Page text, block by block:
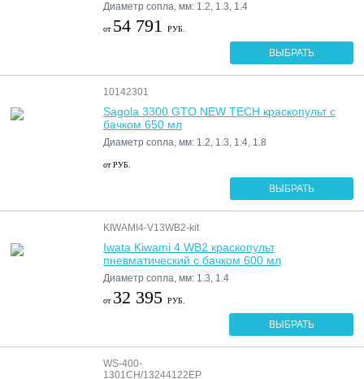
Диаметр сопла, мм: 1.2, 1.3, 1.4
от 54 791 РУБ.
ВЫБРАТЬ
10142301
Sagola 3300 GTO NEW TECH краскопульт с
бачком 650 мл
Диаметр сопла, мм: 1.2, 1.3, 1.4, 1.8
отРУБ.
ВЫБРАТЬ
KIWAMI4-V13WB2-kit
Iwata Kiwami 4 WB2 краскопульт
пневматический с бачком 600 мл
Диаметр сопла, мм: 1.3, 1.4
от 32 395 РУБ.
ВЫБРАТЬ
WS-400-
1301СH/13244122EP